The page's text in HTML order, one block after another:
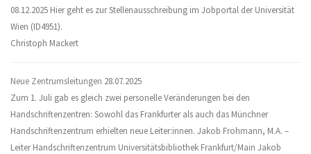
08.12.2025 Hier geht es zur Stellenausschreibung im Jobportal der Universität
Wien (ID4951).
Christoph Mackert
Neue Zentrumsleitungen 28.07.2025
Zum 1. Juli gab es gleich zwei personelle Veränderungen bei den
Handschriftenzentren: Sowohl das Frankfurter als auch das Münchner
Handschriftenzentrum erhielten neue Leiter:innen. Jakob Frohmann, M.A. –
Leiter Handschriftenzentrum Universitätsbibliothek Frankfurt/Main Jakob